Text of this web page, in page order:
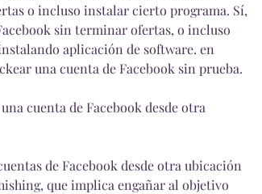
o incluso instalar cierto programa. Sí,
sin terminar ofertas, o incluso
aplicación de software. en
una cuenta de Facebook sin prueba.
cuenta de Facebook desde otra
de Facebook desde otra ubicación
que implica engañar al objetivo